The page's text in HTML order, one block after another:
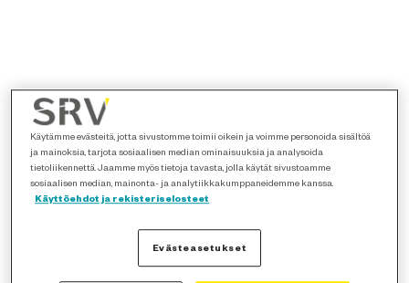
Käytämme evästeitä, jotta sivustomme toimii oikein ja voimme personoida sisältöä
ja mainoksia, tarjota sosiaalisen median ominaisuuksia ja analysoida
tietoliikennettä. Jaamme myös tietoja tavasta, jolla käytät sivustoamme
sosiaalisen median, mainonta- ja analytiikkakumppaneidemme kanssa.
Käyttöehdot ja rekisteriselosteet
Evästeasetukset